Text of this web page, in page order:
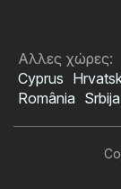
Αλλες χώρες:
Cyprus
România Srbija